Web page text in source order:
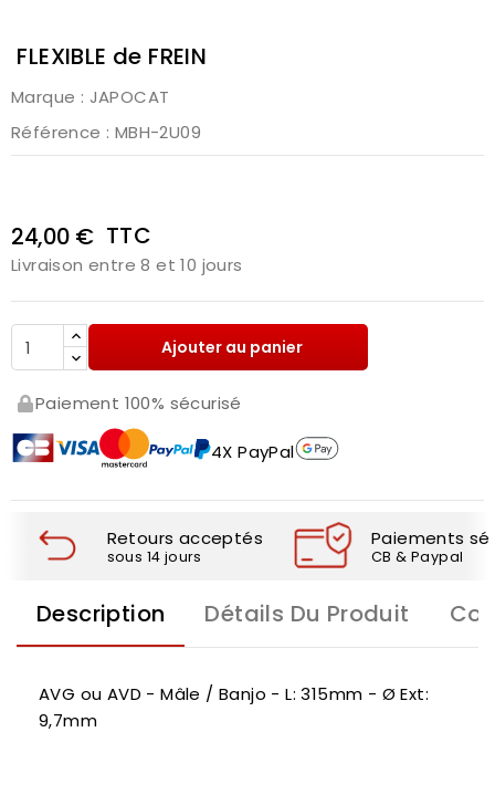
FLEXIBLE de FREIN
Marque : JAPOCAT
Référence : MBH-2U09
24,00 € TTC
Livraison entre 8 et 10 jours
Ajouter au panier
Paiement 100% sécurisé
4X PayPal
Retours acceptés
sous 14 jours
Paiements
CB & Paypal
Description Détails Du Produit
AVG ou AVD - Mâle / Banjo - L: 315mm - Ø Ext:
9,7mm